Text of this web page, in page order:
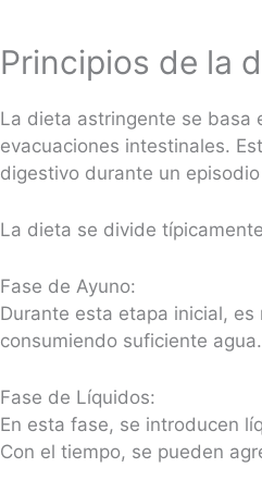
Principios de la
La dieta astringente se basa
evacuaciones intestinales.
digestivo durante un
La dieta se divide
Fase de Ayuno:
Durante esta etapa inicial,
consumiendo suficiente agua.
Fase de Líquidos:
En esta fase, se introducen
Con el tiempo, se pueden